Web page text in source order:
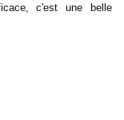
c'est une belle